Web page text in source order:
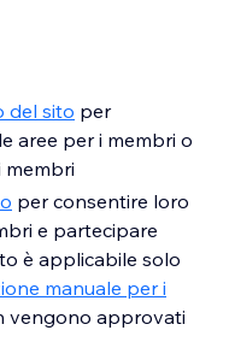
del sito per
aree per i membri o
membri
per consentire loro
e partecipare
è applicabile solo
manuale per i
vengono approvati